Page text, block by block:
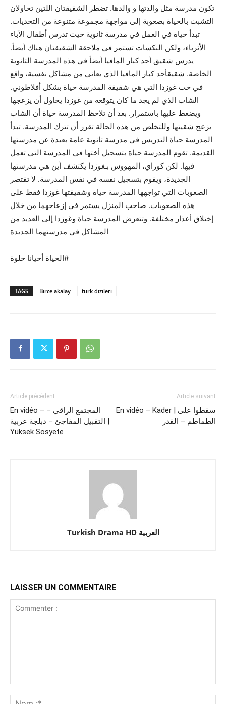
تكون مدرسة مثل والدتها و والدها. تضطر الشقيقتان اللتين تحاولان
التشبث بالحياة بصعوبة إلى مواجهة مجموعة متنوعة من التحديات.
تبدأ حياة في العمل في مدرسة ثانوية حيث تدرس أطفال الآباء
الأثرياء، ولكن النكسات تستمر في ملاحقة الشقيقتان هناك أيضاً.
يدرس شقيق أحد كبار المافيا أيضاً في هذه المدرسة الثانوية
الخاصة. شقيقأحد كبار المافيا الذي يعاني من مشاكل نفسية، واقع
في حب غوزدا التي هي شقيقة المدرسة حياة بشكل أفلاطوني.
الشاب الذي لم يجد ما كان يتوقعه من غوزدا يحاول أن يزعجها
ويضغط عليها باستمرار. بعد أن تلاحظ المدرسة حياة أن الشاب
يزعج شقيتها وللتخلص من هذه الحالة تقرر أن تترك المدرسة. تبدأ
المدرسة حياة التدريس في مدرسة ثانوية عامة بعيدة عن مدرستها
القديمة. تقوم المدرسة حياة بتسجيل أختها في المدرسة التي تعمل
فيها. لكن كوراي، المهووس بـغوزدا يكتشف أين هي مدرستها
الجديدة، ويقوم بتسجيل نفسه في نفس المدرسة. لا تقتصر
الصعوبات التي تواجهها المدرسة حياة وشقيقتها غوزدا فقط على
هذه الصعوبات. صاحب المنزل يستمر في إزعاجهما من خلال
إختلاق أعذار مختلفة. وتتعرض المدرسة حياة وغوزدا إلى العديد من
المشاكل في مدرستهما الجديدة
الحياة أحيانا حلوة#
TAGS Birce akalay türk dizileri
Article précédent
En vidéo – المجتمع الراقي –
التقبيل المفاجئ – دبلجة عربية |
Yüksek Sosyete
Article suivant
En vidéo – Kader | سقطوا على
الطماطم – القدر
Turkish Drama HD العربية
LAISSER UN COMMENTAIRE